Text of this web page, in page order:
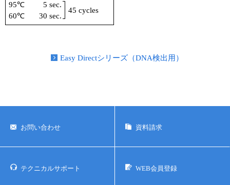
95℃
60℃
5 sec.
30 sec.
45 cycles
Easy Directシリーズ（DNA検出用）
お問い合わせ 資料請求
テクニカルサポート WEB会員登録